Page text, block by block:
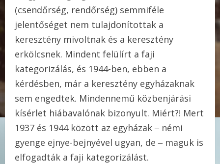
(csendőrség, rendőrség) semmiféle
jelentőséget nem tulajdonítottak a
keresztény mivoltnak és a keresztény
erkölcsnek. Mindent felülírt a faji
kategorizálás, és 1944-ben, ebben a
kérdésben, már a keresztény egyházaknak
sem engedtek. Mindennemű közbenjárási
kísérlet hiábavalónak bizonyult. Miért?! Mert
1937 és 1944 között az egyházak ‒ némi
gyenge ejnye-bejnyével ugyan, de ‒ maguk is
elfogadták a faji kategorizálást.